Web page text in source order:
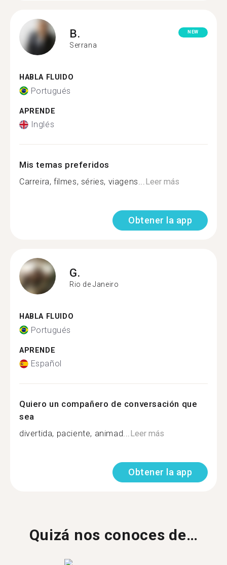
B.
Serrana
NEW
HABLA FLUIDO
Portugués
APRENDE
Inglés
Mis temas preferidos
Carreira, filmes, séries, viagens...Leer más
Obtener la app
G.
Rio de Janeiro
HABLA FLUIDO
Portugués
APRENDE
Español
Quiero un compañero de conversación que
sea
divertida, paciente, animad...Leer más
Obtener la app
Quizá nos conoces de…